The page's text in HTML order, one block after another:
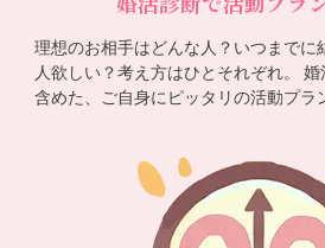
理想のお相手はどんな人？いつまでに
人欲しい？考え方はひとそれぞれ。
含めた、ご自身にピッタリの活動プラ